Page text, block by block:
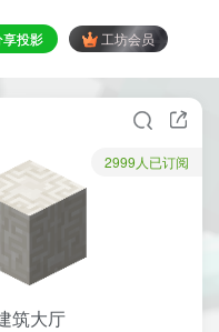
享投影 工坊会员
2999人已订阅
筑大厅